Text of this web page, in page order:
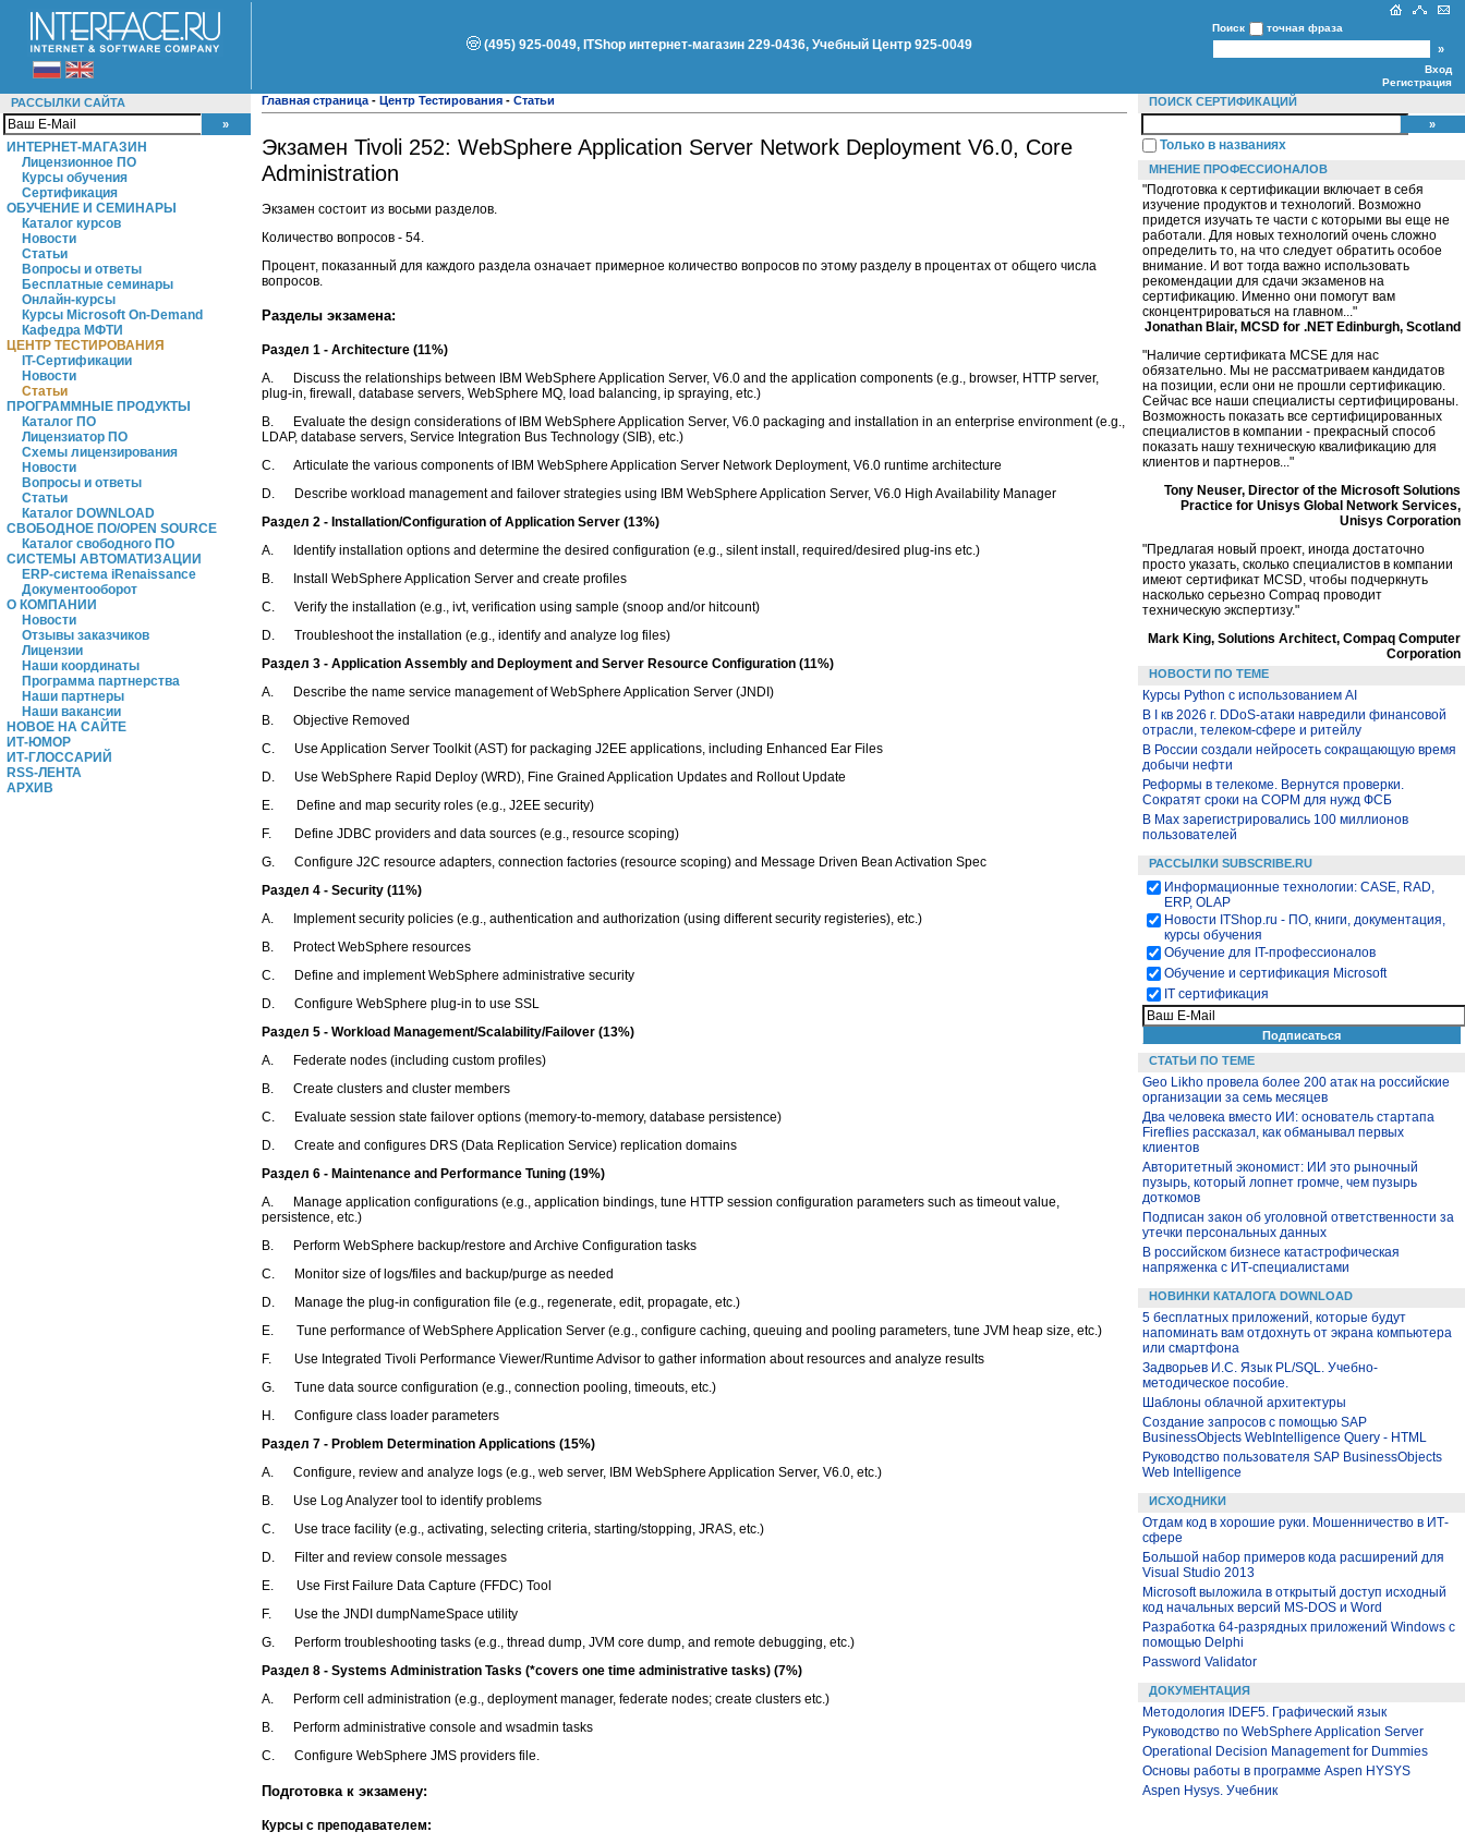
(495) 925-0049, ITShop интернет-магазин 229-0436, Учебный Центр 925-0049
Поиск точная фраза
Вход
Регистрация
РАССЫЛКИ САЙТА
ИНТЕРНЕТ-МАГАЗИН
Лицензионное ПО
Курсы обучения
Сертификация
ОБУЧЕНИЕ И СЕМИНАРЫ
Каталог курсов
Новости
Статьи
Вопросы и ответы
Бесплатные семинары
Онлайн-курсы
Курсы Microsoft On-Demand
Кафедра МФТИ
ЦЕНТР ТЕСТИРОВАНИЯ
IT-Сертификации
Новости
Статьи
ПРОГРАММНЫЕ ПРОДУКТЫ
Каталог ПО
Лицензиатор ПО
Схемы лицензирования
Новости
Вопросы и ответы
Статьи
Каталог DOWNLOAD
СВОБОДНОЕ ПО/OPEN SOURCE
Каталог свободного ПО
СИСТЕМЫ АВТОМАТИЗАЦИИ
ERP-система iRenaissance
Документооборот
О КОМПАНИИ
Новости
Отзывы заказчиков
Лицензии
Наши координаты
Программа партнерства
Наши партнеры
Наши вакансии
НОВОЕ НА САЙТЕ
ИТ-ЮМОР
ИТ-ГЛОССАРИЙ
RSS-ЛЕНТА
АРХИВ
Главная страница - Центр Тестирования - Статьи
Экзамен Tivoli 252: WebSphere Application Server Network Deployment V6.0, Core
Administration
Экзамен состоит из восьми разделов.
Количество вопросов - 54.
Процент, показанный для каждого раздела означает примерное количество вопросов по этому разделу в процентах от общего числа
вопросов.
Разделы экзамена:
Раздел 1 - Architecture (11%)
A. Discuss the relationships between IBM WebSphere Application Server, V6.0 and the application components (e.g., browser, HTTP server,
plug-in, firewall, database servers, WebSphere MQ, load balancing, ip spraying, etc.)
B. Evaluate the design considerations of IBM WebSphere Application Server, V6.0 packaging and installation in an enterprise environment (e.g.,
LDAP, database servers, Service Integration Bus Technology (SIB), etc.)
C. Articulate the various components of IBM WebSphere Application Server Network Deployment, V6.0 runtime architecture
D. Describe workload management and failover strategies using IBM WebSphere Application Server, V6.0 High Availability Manager
Раздел 2 - Installation/Configuration of Application Server (13%)
A. Identify installation options and determine the desired configuration (e.g., silent install, required/desired plug-ins etc.)
B. Install WebSphere Application Server and create profiles
C. Verify the installation (e.g., ivt, verification using sample (snoop and/or hitcount)
D. Troubleshoot the installation (e.g., identify and analyze log files)
Раздел 3 - Application Assembly and Deployment and Server Resource Configuration (11%)
A. Describe the name service management of WebSphere Application Server (JNDI)
B. Objective Removed
C. Use Application Server Toolkit (AST) for packaging J2EE applications, including Enhanced Ear Files
D. Use WebSphere Rapid Deploy (WRD), Fine Grained Application Updates and Rollout Update
E. Define and map security roles (e.g., J2EE security)
F. Define JDBC providers and data sources (e.g., resource scoping)
G. Configure J2C resource adapters, connection factories (resource scoping) and Message Driven Bean Activation Spec
Раздел 4 - Security (11%)
A. Implement security policies (e.g., authentication and authorization (using different security registeries), etc.)
B. Protect WebSphere resources
C. Define and implement WebSphere administrative security
D. Configure WebSphere plug-in to use SSL
Раздел 5 - Workload Management/Scalability/Failover (13%)
A. Federate nodes (including custom profiles)
B. Create clusters and cluster members
C. Evaluate session state failover options (memory-to-memory, database persistence)
D. Create and configures DRS (Data Replication Service) replication domains
Раздел 6 - Maintenance and Performance Tuning (19%)
A. Manage application configurations (e.g., application bindings, tune HTTP session configuration parameters such as timeout value,
persistence, etc.)
B. Perform WebSphere backup/restore and Archive Configuration tasks
C. Monitor size of logs/files and backup/purge as needed
D. Manage the plug-in configuration file (e.g., regenerate, edit, propagate, etc.)
E. Tune performance of WebSphere Application Server (e.g., configure caching, queuing and pooling parameters, tune JVM heap size, etc.)
F. Use Integrated Tivoli Performance Viewer/Runtime Advisor to gather information about resources and analyze results
G. Tune data source configuration (e.g., connection pooling, timeouts, etc.)
H. Configure class loader parameters
Раздел 7 - Problem Determination Applications (15%)
A. Configure, review and analyze logs (e.g., web server, IBM WebSphere Application Server, V6.0, etc.)
B. Use Log Analyzer tool to identify problems
C. Use trace facility (e.g., activating, selecting criteria, starting/stopping, JRAS, etc.)
D. Filter and review console messages
E. Use First Failure Data Capture (FFDC) Tool
F. Use the JNDI dumpNameSpace utility
G. Perform troubleshooting tasks (e.g., thread dump, JVM core dump, and remote debugging, etc.)
Раздел 8 - Systems Administration Tasks (*covers one time administrative tasks) (7%)
A. Perform cell administration (e.g., deployment manager, federate nodes; create clusters etc.)
B. Perform administrative console and wsadmin tasks
C. Configure WebSphere JMS providers file.
Подготовка к экзамену:
Курсы с преподавателем:
ПОИСК СЕРТИФИКАЦИЙ
Только в названиях
МНЕНИЕ ПРОФЕССИОНАЛОВ
"Подготовка к сертификации включает в себя
изучение продуктов и технологий. Возможно
придется изучать те части с которыми вы еще не
работали. Для новых технологий очень сложно
определить то, на что следует обратить особое
внимание. И вот тогда важно использовать
рекомендации для сдачи экзаменов на
сертификацию. Именно они помогут вам
сконцентрироваться на главном..."
Jonathan Blair, MCSD for .NET Edinburgh, Scotland
"Наличие сертификата MCSE для нас
обязательно. Мы не рассматриваем кандидатов
на позиции, если они не прошли сертификацию.
Сейчас все наши специалисты сертифицированы.
Возможность показать все сертифицированных
специалистов в компании - прекрасный способ
показать нашу техническую квалификацию для
клиентов и партнеров..."
Tony Neuser, Director of the Microsoft Solutions
Practice for Unisys Global Network Services,
Unisys Corporation
"Предлагая новый проект, иногда достаточно
просто указать, сколько специалистов в компании
имеют сертификат MCSD, чтобы подчеркнуть
насколько серьезно Compaq проводит
техническую экспертизу."
Mark King, Solutions Architect, Compaq Computer
Corporation
НОВОСТИ ПО ТЕМЕ
Курсы Python c использованием AI
В I кв 2026 г. DDoS-атаки навредили финансовой
отрасли, телеком-сфере и ритейлу
В России создали нейросеть сокращающую время
добычи нефти
Реформы в телекоме. Вернутся проверки.
Сократят сроки на СОРМ для нужд ФСБ
В Max зарегистрировались 100 миллионов
пользователей
РАССЫЛКИ SUBSCRIBE.RU
Информационные технологии: CASE, RAD,
ERP, OLAP
Новости ITShop.ru - ПО, книги, документация,
курсы обучения
Обучение для IT-профессионалов
Обучение и сертификация Microsoft
IT сертификация
СТАТЬИ ПО ТЕМЕ
Geo Likho провела более 200 атак на российские
организации за семь месяцев
Два человека вместо ИИ: основатель стартапа
Fireflies рассказал, как обманывал первых
клиентов
Авторитетный экономист: ИИ это рыночный
пузырь, который лопнет громче, чем пузырь
доткомов
Подписан закон об уголовной ответственности за
утечки персональных данных
В российском бизнесе катастрофическая
напряженка с ИТ-специалистами
НОВИНКИ КАТАЛОГА DOWNLOAD
5 бесплатных приложений, которые будут
напоминать вам отдохнуть от экрана компьютера
или смартфона
Задворьев И.С. Язык PL/SQL. Учебно-
методическое пособие.
Шаблоны облачной архитектуры
Создание запросов с помощью SAP
BusinessObjects WebIntelligence Query - HTML
Руководство пользователя SAP BusinessObjects
Web Intelligence
ИСХОДНИКИ
Отдам код в хорошие руки. Мошенничество в ИТ-
сфере
Большой набор примеров кода расширений для
Visual Studio 2013
Microsoft выложила в открытый доступ исходный
код начальных версий MS-DOS и Word
Разработка 64-разрядных приложений Windows с
помощью Delphi
Password Validator
ДОКУМЕНТАЦИЯ
Методология IDEF5. Графический язык
Руководство по WebSphere Application Server
Operational Decision Management for Dummies
Основы работы в программе Aspen HYSYS
Aspen Hysys. Учебник